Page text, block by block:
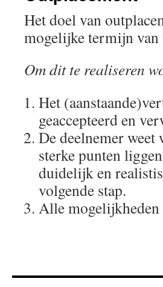
Het doel van
mogelijke termijn van
Om dit te realiseren
Het
geaccepteerd en
De deelnemer
sterke punten
duidelijk en
volgende stap.
Alle mogelijkheden